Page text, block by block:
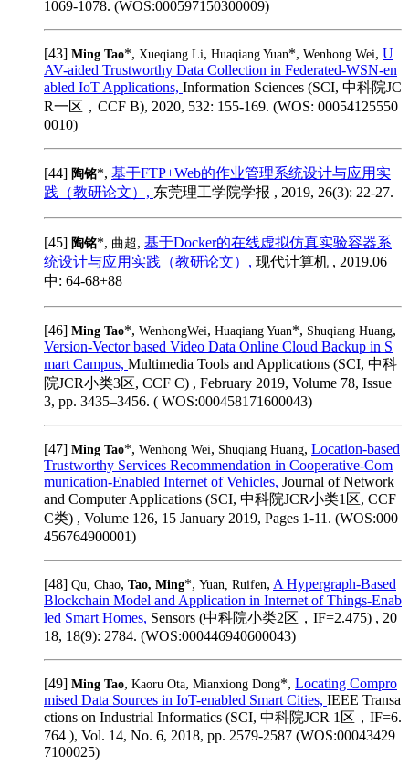
1069-1078. (WOS:000597150300009)
[43] Ming Tao*, Xueqiang Li, Huaqiang Yuan*, Wenhong Wei, U
AV-aided Trustworthy Data Collection in Federated-WSN-en
abled IoT Applications, Information Sciences (SCI, 中科院JC
R一区，CCF B), 2020, 532: 155-169. (WOS: 00054125550
0010)
[44] 陶铭*, 基于FTP+Web的作业管理系统设计与应用实
践（教研论文）, 东莞理工学院学报 , 2019, 26(3): 22-27.
[45] 陶铭*, 曲超, 基于Docker的在线虚拟仿真实验容器系
统设计与应用实践（教研论文）, 现代计算机 , 2019.06
中: 64-68+88
[46] Ming Tao*, WenhongWei, Huaqiang Yuan*, Shuqiang Huang,
Version-Vector based Video Data Online Cloud Backup in S
mart Campus, Multimedia Tools and Applications (SCI, 中科
院JCR小类3区, CCF C) , February 2019, Volume 78, Issue
3, pp. 3435–3456. ( WOS:000458171600043)
[47] Ming Tao*, Wenhong Wei, Shuqiang Huang, Location-based
Trustworthy Services Recommendation in Cooperative-Com
munication-Enabled Internet of Vehicles, Journal of Network
and Computer Applications (SCI, 中科院JCR小类1区, CCF
C类) , Volume 126, 15 January 2019, Pages 1-11. (WOS:000
456764900001)
[48] Qu, Chao, Tao, Ming*, Yuan, Ruifen, A Hypergraph-Based
Blockchain Model and Application in Internet of Things-Enab
led Smart Homes, Sensors (中科院小类2区，IF=2.475) , 20
18, 18(9): 2784. (WOS:000446940600043)
[49] Ming Tao, Kaoru Ota, Mianxiong Dong*, Locating Compro
mised Data Sources in IoT-enabled Smart Cities, IEEE Transa
ctions on Industrial Informatics (SCI, 中科院JCR 1区，IF=6.
764 ), Vol. 14, No. 6, 2018, pp. 2579-2587 (WOS:00043429
7100025)